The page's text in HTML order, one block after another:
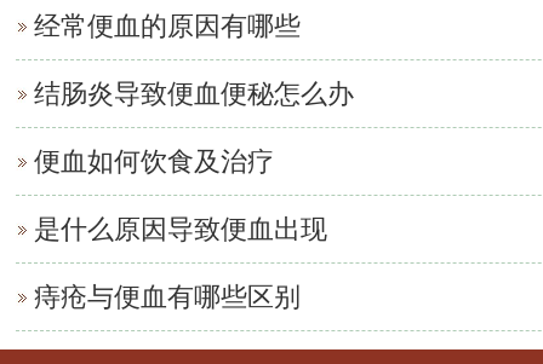
经常便血的原因有哪些
结肠炎导致便血便秘怎么办
便血如何饮食及治疗
是什么原因导致便血出现
痔疮与便血有哪些区别